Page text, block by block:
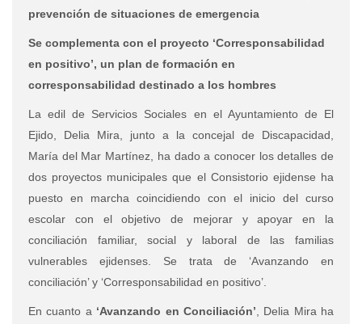
prevención de situaciones de emergencia
Se complementa con el proyecto ‘Corresponsabilidad
en positivo’, un plan de formación en
corresponsabilidad destinado a los hombres
La edil de Servicios Sociales en el Ayuntamiento de El
Ejido, Delia Mira, junto a la concejal de Discapacidad,
María del Mar Martínez, ha dado a conocer los detalles de
dos proyectos municipales que el Consistorio ejidense ha
puesto en marcha coincidiendo con el inicio del curso
escolar con el objetivo de mejorar y apoyar en la
conciliación familiar, social y laboral de las familias
vulnerables ejidenses. Se trata de ‘Avanzando en
conciliación’ y ‘Corresponsabilidad en positivo’.
En cuanto a ‘Avanzando en Conciliación’ , Delia Mira ha